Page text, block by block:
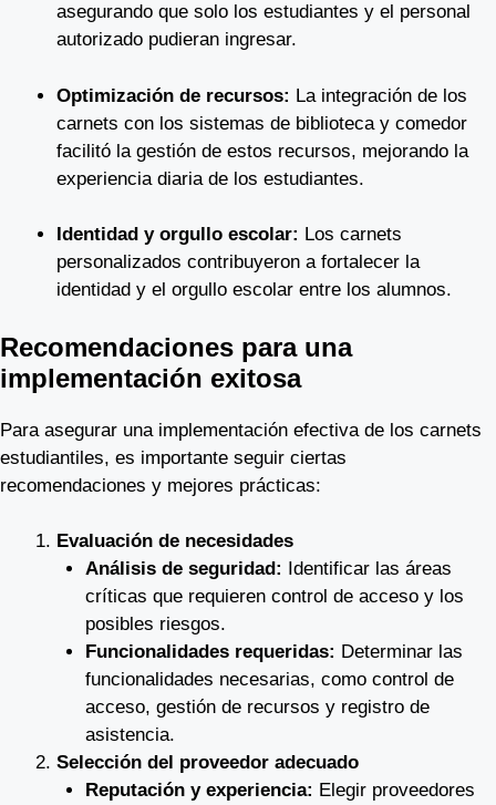
asegurando que solo los estudiantes y el personal
autorizado pudieran ingresar.
Optimización de recursos: La integración de los
carnets con los sistemas de biblioteca y comedor
facilitó la gestión de estos recursos, mejorando la
experiencia diaria de los estudiantes.
Identidad y orgullo escolar: Los carnets
personalizados contribuyeron a fortalecer la
identidad y el orgullo escolar entre los alumnos.
Recomendaciones para una
implementación exitosa
Para asegurar una implementación efectiva de los carnets
estudiantiles, es importante seguir ciertas
recomendaciones y mejores prácticas:
Evaluación de necesidades
Análisis de seguridad: Identificar las áreas
críticas que requieren control de acceso y los
posibles riesgos.
Funcionalidades requeridas: Determinar las
funcionalidades necesarias, como control de
acceso, gestión de recursos y registro de
asistencia.
Selección del proveedor adecuado
Reputación y experiencia: Elegir proveedores